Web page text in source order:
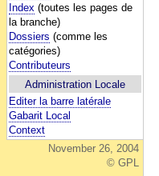
Index (toutes les pages de
la branche)
Dossiers (comme les
catégories)
Contributeurs
Administration Locale
Editer la barre latérale
Gabarit Local
Context
November 26, 2004
© GPL